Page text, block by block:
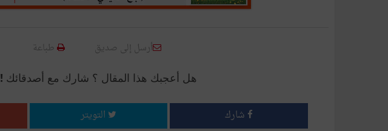
أرسل إلى صديق طباعة
هل أعجبك هذا المقال ؟ شارك مع أصدقائك !
شارك التويتر